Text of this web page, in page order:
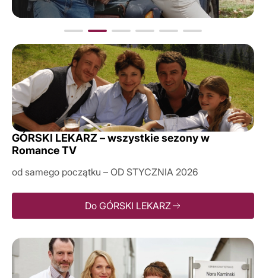
GÓRSKI LEKARZ – wszystkie sezony w
Romance TV
od samego początku – OD STYCZNIA 2026
Do GÓRSKI LEKARZ